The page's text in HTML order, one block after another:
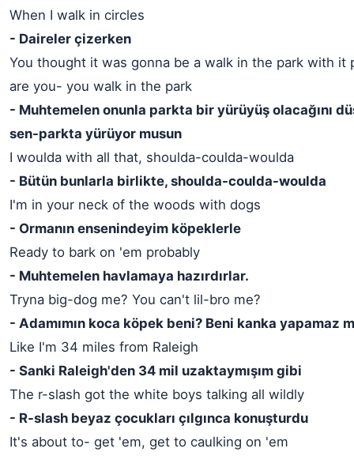
When I walk in circles
- Daireler çizerken
You thought it was gonna be a walk in the park with it
are you- you walk in the park
- Muhtemelen onunla parkta bir yürüyüş olacağını
sen-parkta yürüyor musun
I woulda with all that, shoulda-coulda-woulda
- Bütün bunlarla birlikte, shoulda-coulda-woulda
I'm in your neck of the woods with dogs
- Ormanın ensenindeyim köpeklerle
Ready to bark on 'em probably
- Muhtemelen havlamaya hazırdırlar.
Tryna big-dog me? You can't lil-bro me?
- Adamımın koca köpek beni? Beni kanka yapamaz
Like I'm 34 miles from Raleigh
- Sanki Raleigh'den 34 mil uzaktaymışım gibi
The r-slash got the white boys talking all wildly
- R-slash beyaz çocukları çılgınca konuşturdu
It's about to- get 'em, get to caulking on 'em